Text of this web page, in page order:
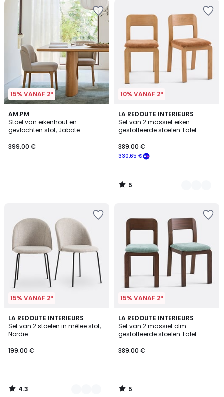
15% VANAF 2*
AM.PM
Stoel van eikenhout en
gevlochten stof, Jabote
399.00 €
10% VANAF 2*
LA REDOUTE INTERIEURS
Set van 2 massief eiken
gestoffeerde stoelen Talet
330.65 €
389.00 €
5
/
5
2
Kleuren
5
/
15% VANAF 2*
LA REDOUTE INTERIEURS
Set van 2 stoelen in mêlee stof,
Nordie
199.00 €
4.3
/ 5
3
Kleuren
4.3
/
15% VANAF 2*
LA REDOUTE INTERIEURS
Set van 2 massief olm
gestoffeerde stoelen Talet
389.00 €
5
/
5
5
/